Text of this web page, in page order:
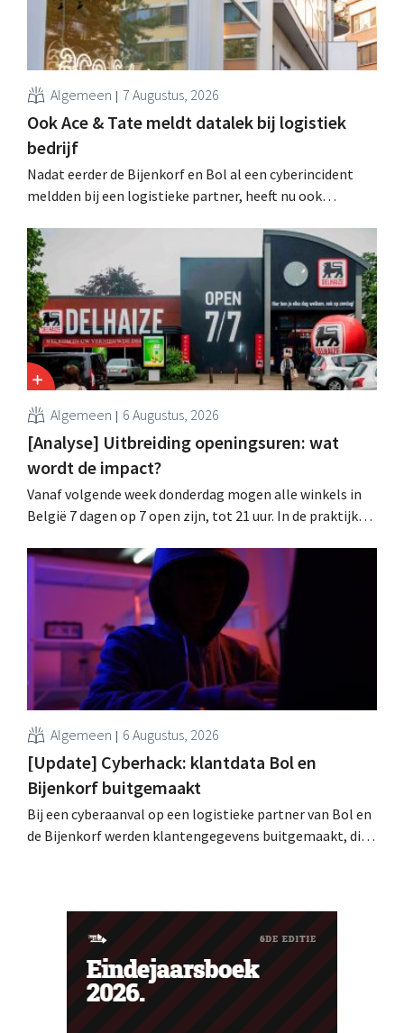
Algemeen 7 Augustus, 2026
Ook Ace & Tate meldt datalek bij logistiek
bedrijf
Nadat eerder de Bijenkorf en Bol al een cyberincident
meldden bij een logistieke partner, heeft nu ook
datalek. Financiële gegevens, gebruikersnamen en
wachtwoorden zijn niet getroffen.
Algemeen 6 Augustus, 2026
[Analyse] Uitbreiding openingsuren: wat
wordt de impact?
Vanaf volgende week donderdag mogen alle winkels in
België 7 dagen op 7 open zijn, tot 21 uur. In de praktijk
arbeidswetgeving een hinderpaal. Is er een gelijk
speelveld?
Algemeen 6 Augustus, 2026
[Update] Cyberhack: klantdata Bol en
Bijenkorf buitgemaakt
Bij een cyberaanval op een logistieke partner van Bol en
de Bijenkorf werden klantengegevens buitgemaakt, die